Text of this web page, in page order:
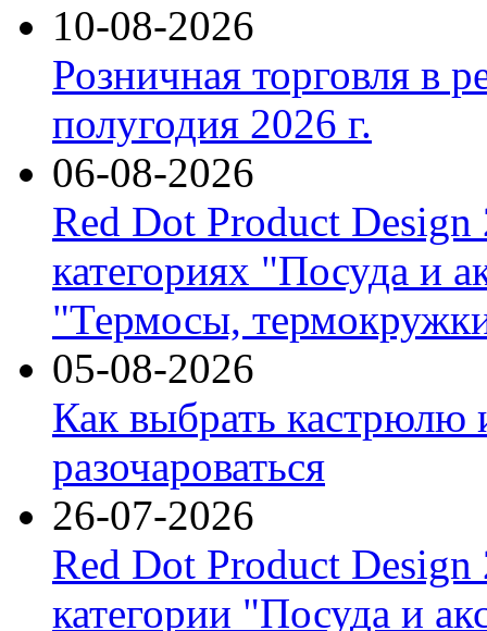
10-08-2026
Розничная торговля в
полугодия 2026 г.
06-08-2026
Red Dot Product Design
категориях "Посуда и
"Термосы,
05-08-2026
Как выбрать кастрюлю
разочароваться
26-07-2026
Red Dot Product Design
категории "Посуда и